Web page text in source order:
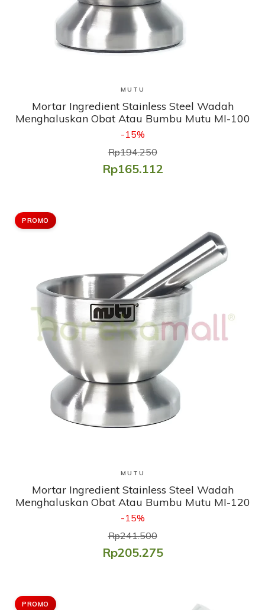
Lihat Produk
MUTU
Mortar Ingredient Stainless Steel Wadah
Menghaluskan Obat Atau Bumbu Mutu MI-100
-15%
Rp194.250
Rp165.112
PROMO
Lihat Produk
MUTU
Mortar Ingredient Stainless Steel Wadah
Menghaluskan Obat Atau Bumbu Mutu MI-120
-15%
Rp241.500
Rp205.275
PROMO